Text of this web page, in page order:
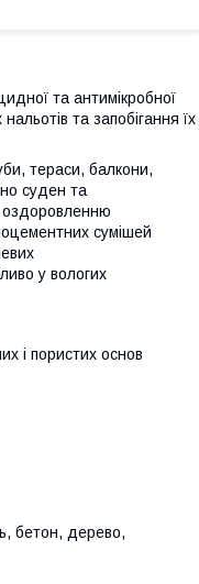
та антимікробної
та запобігання їх
тераси, балкони,
суден та
оздоровленню
сумішей
у вологих
і пористих основ
бетон, дерево,